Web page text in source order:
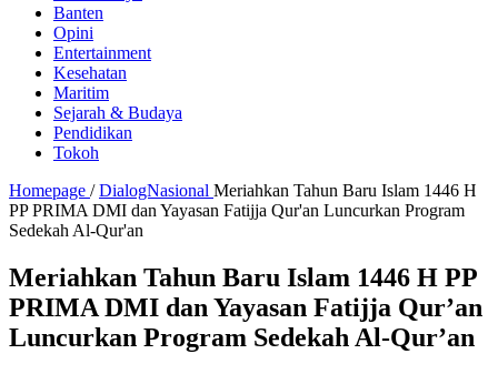
Banten
Opini
Entertainment
Kesehatan
Maritim
Sejarah & Budaya
Pendidikan
Tokoh
Homepage / DialogNasional Meriahkan Tahun Baru Islam 1446 H
PP PRIMA DMI dan Yayasan Fatijja Qur'an Luncurkan Program
Sedekah Al-Qur'an
Meriahkan Tahun Baru Islam 1446 H PP
PRIMA DMI dan Yayasan Fatijja Qur’an
Luncurkan Program Sedekah Al-Qur’an